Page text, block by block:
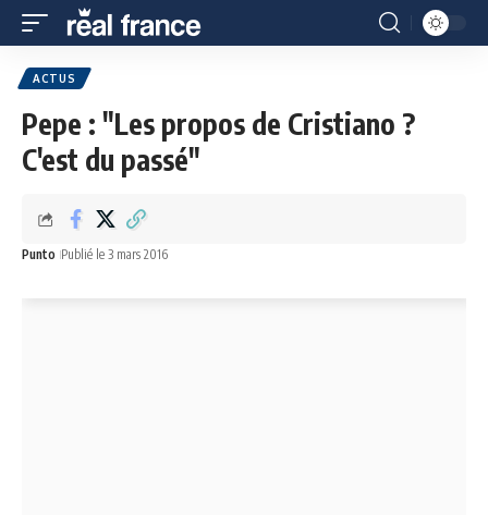
ACTUS
Pepe : "Les propos de Cristiano ?
C'est du passé"
Punto Publié le 3 mars 2016